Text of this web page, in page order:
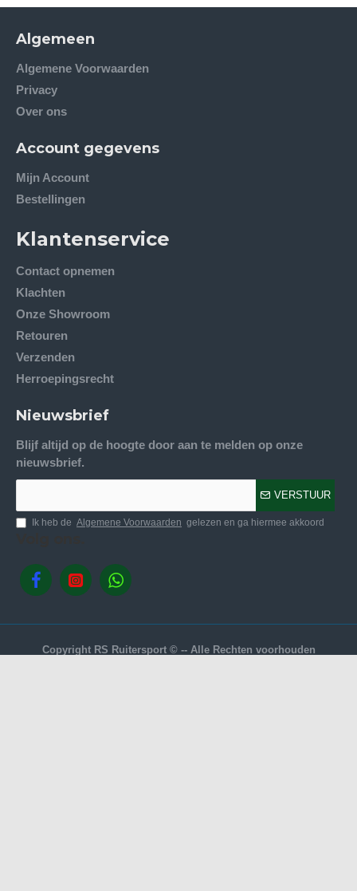
Algemeen
Algemene Voorwaarden
Privacy
Over ons
Account gegevens
Mijn Account
Bestellingen
Klantenservice
Contact opnemen
Klachten
Onze Showroom
Retouren
Verzenden
Herroepingsrecht
Nieuwsbrief
Blijf altijd op de hoogte door aan te melden op onze
nieuwsbrief.
VERSTUUR
Ik heb de Algemene Voorwaarden gelezen en ga hiermee akkoord
Copyright RS Ruitersport © -- Alle Rechten voorhouden